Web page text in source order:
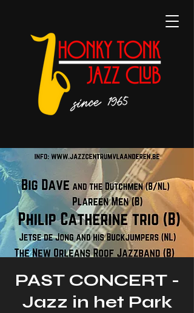
PAST CONCERT -
Jazz in het Park